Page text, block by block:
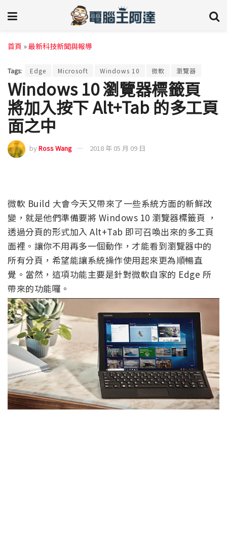
首頁 »最新科技新聞與報導
Tags: Edge Microsoft Windows 10 微軟 瀏覽器
Windows 10 瀏覽器標籤頁
將加入按下 Alt+Tab 的多工頁
面之中
byRoss Wang 2018 年 05 月 09 日
微軟 Build 大會今天又帶來了一些系統方面的新鮮改
變，就是他們準備要將 Windows 10 瀏覽器標籤頁 ，
透過分頁的形式加入 Alt+Tab 即可召喚出來的多工頁
面裡。讓你不用再多一個動作，才能看到瀏覽器中的
所有分頁，希望能讓系統操作使用起來更為順暢直
覺。當然，這項功能主要是針對微軟自家的 Edge 所
帶來的功能囉。